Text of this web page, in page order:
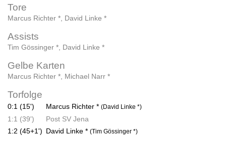
Tore
Marcus Richter * David Linke *
Assists
Tim Gössinger * David Linke *
Gelbe Karten
Marcus Richter * Michael Narr *
Torfolge
0:1 (15') Marcus Richter * (David Linke *)
1:1 (39')
Post SV Jena
1:2 (45+1') David Linke * (Tim Gössinger *)